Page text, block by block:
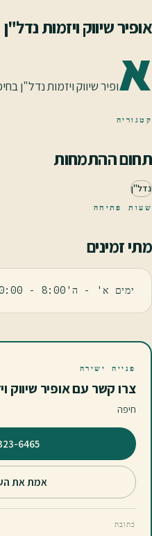
אופיר שיווק ויזמות נדל"ן
אופיר שיווק ויזמות נדל"ן
קטגוריה
תחום ההתמחות
נדל"ן
שעות פתיחה
מתי זמינים
ימים א' - ה'8:00 - 20:00יום ו'8:00 - 14:00
פנייה ישירה
צרו קשר עם אופיר שיווק
חיפה
6465⁩
אמת את
כתובת